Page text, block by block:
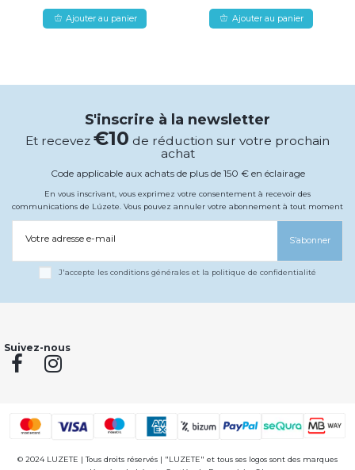
Ajouter au panier Ajouter au panier
S'inscrire à la newsletter
Et recevez €10 de réduction sur votre prochain
achat
Code applicable aux achats de plus de 150 € en éclairage
En vous inscrivant, vous exprimez votre consentement à recevoir des
communications de Lúzete. Vous pouvez annuler votre abonnement à tout moment
Votre adresse e-mail S’abonner
J'accepte les conditions générales et la politique de confidentialité
Suivez-nous
© 2024 LUZETE | Tous droits réservés | "LUZETE" et tous ses logos sont des marques